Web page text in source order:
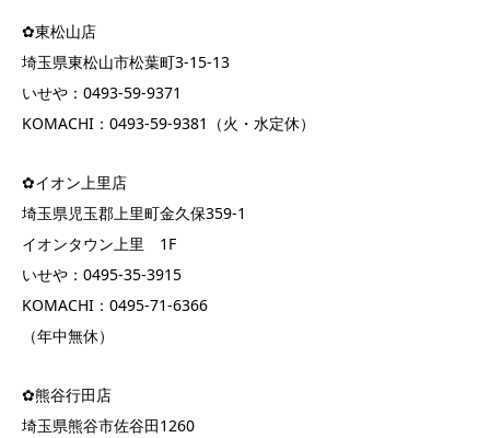
✿東松山店
埼玉県東松山市松葉町3-15-13
いせや：0493-59-9371
KOMACHI：0493-59-9381（火・水定休）
✿イオン上里店
埼玉県児玉郡上里町金久保359-1
イオンタウン上里 1F
いせや：0495-35-3915
KOMACHI：0495-71-6366
（年中無休）
✿熊谷行田店
埼玉県熊谷市佐谷田1260